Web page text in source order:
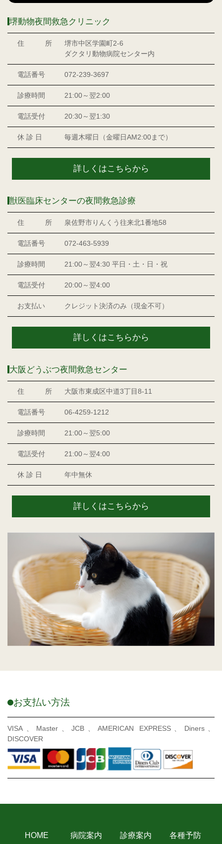
堺動物夜間救急クリニック
住 所
堺市中区学園町2-6
ダクタリ動物病院センター内
電話番号 072-239-3697
診療時間 21:00～翌2:00
電話受付 20:30～翌1:30
休 診 日 毎週木曜日（金曜日AM2:00まで）
詳しくはこちらから
獣医臨床センターの夜間救急診療
住 所 泉佐野市りんくう往来北1番地58
電話番号 072-463-5939
診療時間 21:00～翌4:30 平日・土・日・祝
電話受付 20:00～翌4:00
お支払い クレジット決済のみ（現金不可）
詳しくはこちらから
大阪どうぶつ夜間救急センター
住 所 大阪市東成区中道3丁目8-11
電話番号 06-4259-1212
診療時間 21:00～翌5:00
電話受付 21:00～翌4:00
休 診 日 年中無休
詳しくはこちらから
お支払い方法
VISA、Master、JCB、AMERICAN EXPRESS、Diners、
DISCOVER
HOME 病院案内 診療案内 各種予防